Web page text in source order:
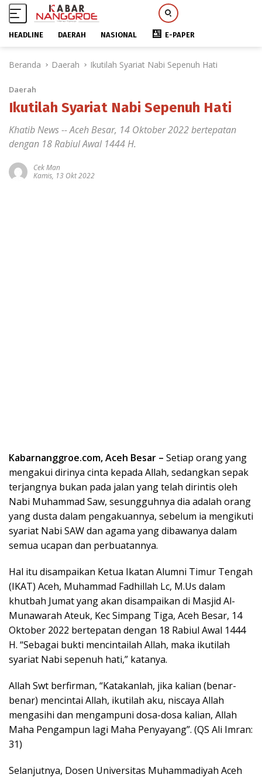
HEADLINE DAERAH NASIONAL E-PAPER
Beranda Daerah Ikutilah Syariat Nabi Sepenuh Hati
Daerah
Ikutilah Syariat Nabi Sepenuh Hati
Khatib News -- Aceh Besar, 14 Oktober 2022 bertepatan
dengan 18 Rabiul Awal 1444 H.
Cek Man
Kamis, 13 Okt 2022
Kabarnanggroe.com, Aceh Besar – Setiap orang yang
mengakui dirinya cinta kepada Allah, sedangkan sepak
terjangnya bukan pada jalan yang telah dirintis oleh
Nabi Muhammad Saw, sesungguhnya dia adalah orang
yang dusta dalam pengakuannya, sebelum ia mengikuti
syariat Nabi SAW dan agama yang dibawanya dalam
semua ucapan dan perbuatannya.
Hal itu disampaikan Ketua Ikatan Alumni Timur Tengah
(IKAT) Aceh, Muhammad Fadhillah Lc, M.Us dalam
khutbah Jumat yang akan disampaikan di Masjid Al-
Munawarah Ateuk, Kec Simpang Tiga, Aceh Besar, 14
Oktober 2022 bertepatan dengan 18 Rabiul Awal 1444
H. “Sebagai bukti mencintailah Allah, maka ikutilah
syariat Nabi sepenuh hati,” katanya.
Allah Swt berfirman, “Katakanlah, jika kalian (benar-
benar) mencintai Allah, ikutilah aku, niscaya Allah
mengasihi dan mengampuni dosa-dosa kalian, Allah
Maha Pengampun lagi Maha Penyayang”. (QS Ali Imran:
31)
Selanjutnya, Dosen Universitas Muhammadiyah Aceh